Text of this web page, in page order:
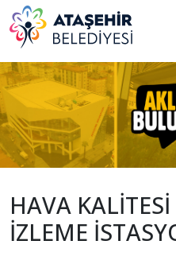
HAVA
İZLEME